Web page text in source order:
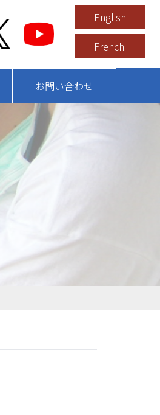
English
French
お問い合わせ